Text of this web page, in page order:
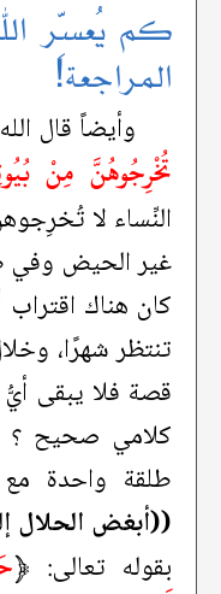
كم يُعسِّر
المراجعة!
وأيضاً قال
تُخْرِجُوهُنَّ مِنْ
النِّساء لا
غير الحيض وفي
كان هناك
تنتظر شهرًا،
قصة فلا يبقى
كلامي صحيح ؟
طلقة واحدة
((أبغض الحلال
بقوله تعالى: ﴿